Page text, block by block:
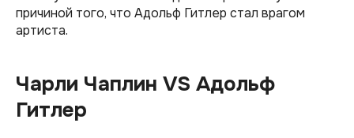
причиной того, что Адольф Гитлер стал врагом
артиста.
Чарли Чаплин VS Адольф
Гитлер